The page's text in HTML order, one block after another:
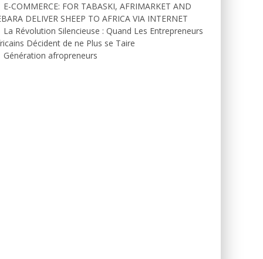
E-COMMERCE: FOR TABASKI, AFRIMARKET AND
DELIVER SHEEP TO AFRICA VIA INTERNET
La Révolution Silencieuse : Quand Les Entrepreneurs
Décident de ne Plus se Taire
Génération afropreneurs